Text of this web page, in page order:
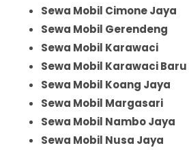
Sewa Mobil Cimone Jaya
Sewa Mobil Gerendeng
Sewa Mobil Karawaci
Sewa Mobil Karawaci Baru
Sewa Mobil Koang Jaya
Sewa Mobil Margasari
Sewa Mobil Nambo Jaya
Sewa Mobil Nusa Jaya